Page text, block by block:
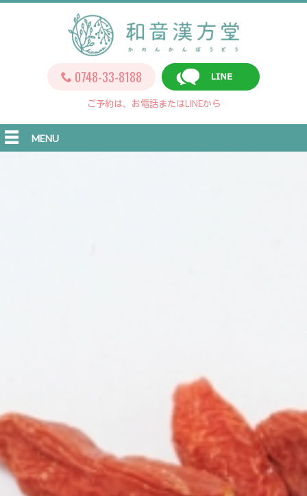
0748-33-8188
ご予約は、お電話またはLINEから
MENU